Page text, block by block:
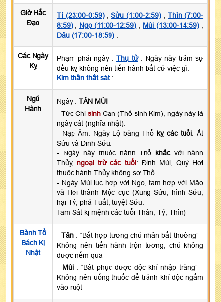
Giờ Hắc
Đạo
Tí (23:00-0:59);Sửu (1:00-2:59);Thìn (7:00-
8:59) ; Ngọ (11:00-12:59) ; Mùi (13:00-14:59);
Dậu (17:00-18:59) ;
Các Ngày
Kỵ
Phạm phải ngày : Thụ tử: Ngày này trăm sự
đều kỵ không nên tiến hành bất cứ việc gì.
Kim thần thất sát:
Ngũ
Hành
Ngày : TÂN MÙI
- Tức Chi sinh Can (Thổ sinh Kim), ngày này là
ngày cát (nghĩa nhật).
- Nạp Âm: Ngày Lộ bàng Thổ kỵ các tuổi: Ất
Sửu và Đinh Sửu.
- Ngày này thuộc hành Thổ khắcvới hành
Thủy, ngoại trừ các tuổi: Đinh Mùi, Quý Hợi
thuộc hành Thủy không sợ Thổ.
- Ngày Mùi lục hợp với Ngọ, tam hợp với Mão
và Hợi thành Mộc cục (Xung Sửu, hình Sửu,
hại Tý, phá Tuất, tuyệt Sửu.
Tam Sát kị mệnh các tuổi Thân, Tý, Thìn)
Bành Tổ
Bách Kị
Nhật
-Tân : “Bất hợp tương chủ nhân bất thường” -
Không nên tiến hành trộn tương, chủ không
được nếm qua
- Mùi: “Bất phục dược độc khí nhập tràng” -
Không nên uống thuốc để tránh khí độc ngấm
vào ruột